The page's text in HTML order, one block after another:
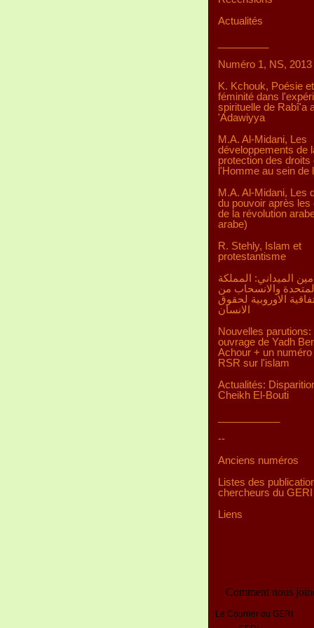
Actualités
Numéro 1, NS, 2013
K. Kchouk, Poésie et
féminité dans
spirituelle de Rabî'a
'Adawiyya
M.A. Al-Midani, Les
développements de
protection des droits
l'Homme au sein de
M.A. Al-Midani, Les
du pouvoir après les
de la révolution
arabe)
R. Stehly, Islam et
protestantisme
الميداني: المملكة
والانسحاب من
الاوروبية لحقوق
الانسان
Nouvelles parutions:
ouvrage de Yadh
Achour + un numéro
RSR sur l'islam
Actualités:
Cheikh El-Bouti
--
Anciens numéros
Listes des
chercheurs du GERI
Liens
Comment nous
Le Courrier du GERI